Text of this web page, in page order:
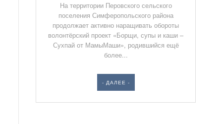
На территории Перовского сельского
поселения Симферопольского района
продолжает активно наращивать обороты
волонтёрский проект «Борщи, супы и каши –
Сухпай от МамыМаши», родившийся ещё
более...
- ДАЛЕЕ -